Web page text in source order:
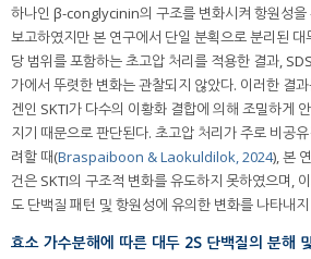
하나인 β-conglycinin의 구조를 변화시켜 항원성을
보고하였지만 본 연구에서 단일 분획으로 분리된 대
당 범위를 포함하는 초고압 처리를 적용한 결과,
가에서 뚜렷한 변화는 관찰되지 않았다. 이러한 결
겐인 SKTI가 다수의 이황화 결합에 의해 조밀하게
지기 때문으로 판단된다. 초고압 처리가 주로 비공
려할 때(Braspaiboon & Laokuldilok, 2024), 본
건은 SKTI의 구조적 변화를 유도하지 못하였으며,
도 단백질 패턴 및 항원성에 유의한 변화를 나타내
효소 가수분해에 따른 대두 2S 단백질의 분해